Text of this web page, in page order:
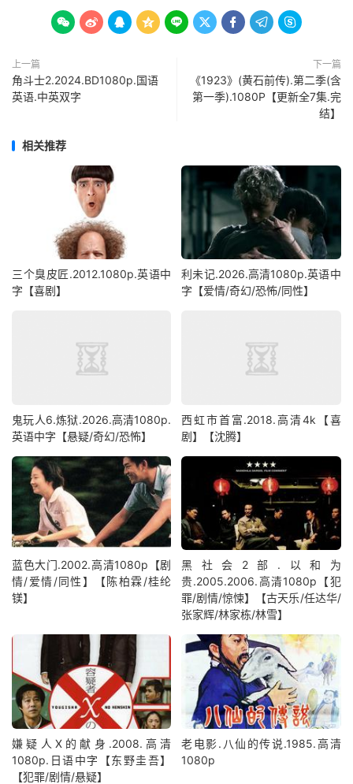
        
上一篇
角斗士2.2024.BD1080p.国语
英语.中英双字
下一篇
《1923》(黄石前传).第二季(含
第一季).1080P【更新全7集.完
结】
相关推荐
三个臭皮匠.2012.1080p.英语中
字【喜剧】
利未记.2026.高清1080p.英语中
字【爱情/奇幻/恐怖/同性】
鬼玩人6.炼狱.2026.高清1080p.
英语中字【悬疑/奇幻/恐怖】
西虹市首富.2018.高清4k【喜
剧】【沈腾】
蓝色大门.2002.高清1080p【剧
情/爱情/同性】【陈柏霖/桂纶
镁】
黑社会2部.以和为
贵.2005.2006.高清1080p【犯
罪/剧情/惊悚】【古天乐/任达华/
张家辉/林家栋/林雪】
嫌疑人X的献身.2008.高清
1080p.日语中字【东野圭吾】
【犯罪/剧情/悬疑】
老电影.八仙的传说.1985.高清
1080p